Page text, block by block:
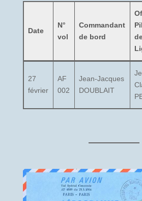
Date
N°
vol
Commandant
de bord
27
février
AF
002
Jean-Jacques
DOUBLAIT